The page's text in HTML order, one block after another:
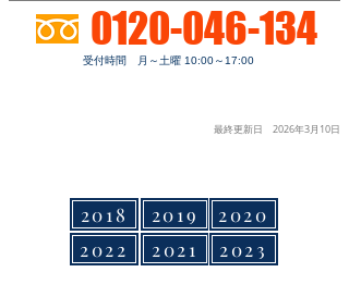
0120-046-134
受付時間 月～土曜 10:00～17:00
最終更新日 2026年3月10日
2018 2019
2020
2022
2021 2023